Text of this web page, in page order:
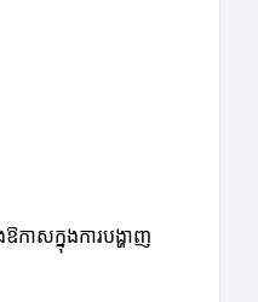
កាសក្នុងការបង្ហាញ